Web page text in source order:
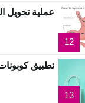
12
عملية تحويل
13
تطبيق